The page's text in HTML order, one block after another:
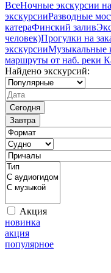
ВсеНочные экскурсии
экскурсииРазводные
катераФинский залив
человек)Прогулки на
экскурсииМузыкальные
маршруты от наб. реки
Найдено экскурсий:
Сегодня
Завтра
Акция
новинка
акция
популярное